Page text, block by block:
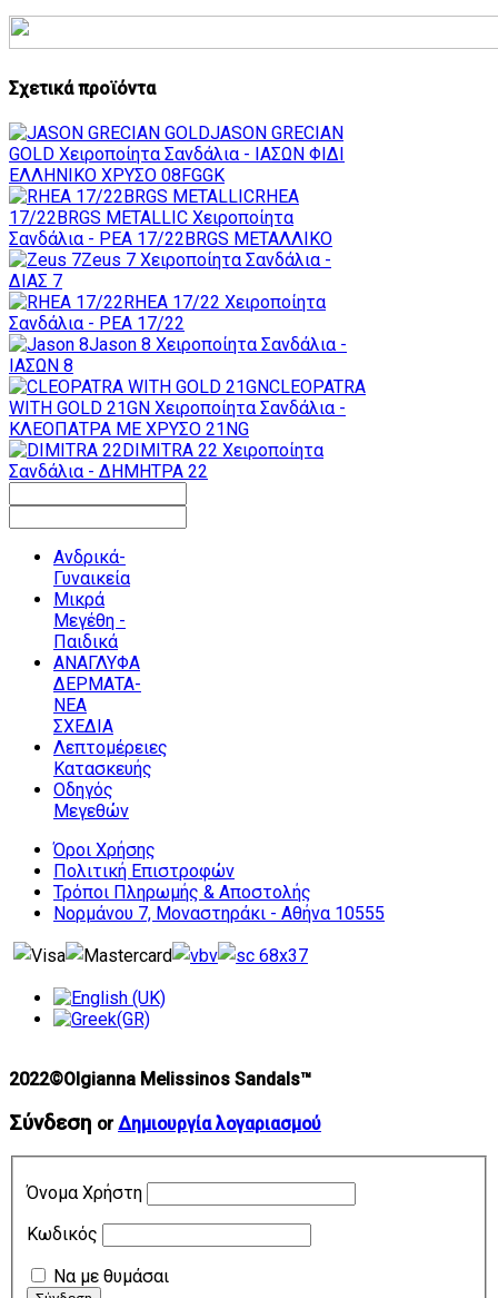
Σχετικά προϊόντα
JASON GRECIAN
GOLD Χειροποίητα Σανδάλια - ΙΑΣΩΝ ΦΙΔΙ
ΕΛΛΗΝΙΚΟ ΧΡΥΣΟ 08FGGK
RHEA
17/22BRGS METALLIC Χειροποίητα
Σανδάλια - ΡΕΑ 17/22BRGS ΜΕΤΑΛΛΙΚΟ
Zeus 7 Χειροποίητα Σανδάλια -
ΔΙΑΣ 7
RHEA 17/22 Χειροποίητα
Σανδάλια - ΡΕΑ 17/22
Jason 8 Χειροποίητα Σανδάλια -
ΙΑΣΩΝ 8
CLEOPATRA
WITH GOLD 21GN Χειροποίητα Σανδάλια -
ΚΛΕΟΠΑΤΡΑ ΜΕ ΧΡΥΣΟ 21NG
DIMITRA 22 Χειροποίητα
Σανδάλια - ΔΗΜΗΤΡΑ 22
Ανδρικά-
Γυναικεία
Μικρά
Μεγέθη -
Παιδικά
ΑΝΑΓΛΥΦΑ
ΔΕΡΜΑΤΑ-
ΝΕΑ
ΣΧΕΔΙΑ
Λεπτομέρειες
Κατασκευής
Οδηγός
Μεγεθών
Όροι Χρήσης
Πολιτική Επιστροφών
Τρόποι Πληρωμής & Αποστολής
Νορμάνου 7, Μοναστηράκι - Αθήνα 10555
2022©Olgianna Melissinos Sandals™
Σύνδεση orΔημιουργία λογαριασμού
Όνομα Χρήστη
Κωδικός
Να με θυμάσαι